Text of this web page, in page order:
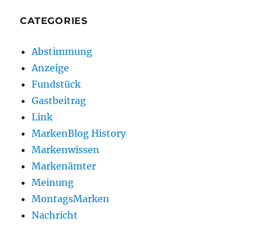
CATEGORIES
Abstimmung
Anzeige
Fundstück
Gastbeitrag
Link
MarkenBlog History
Markenwissen
Markenämter
Meinung
MontagsMarken
Nachricht